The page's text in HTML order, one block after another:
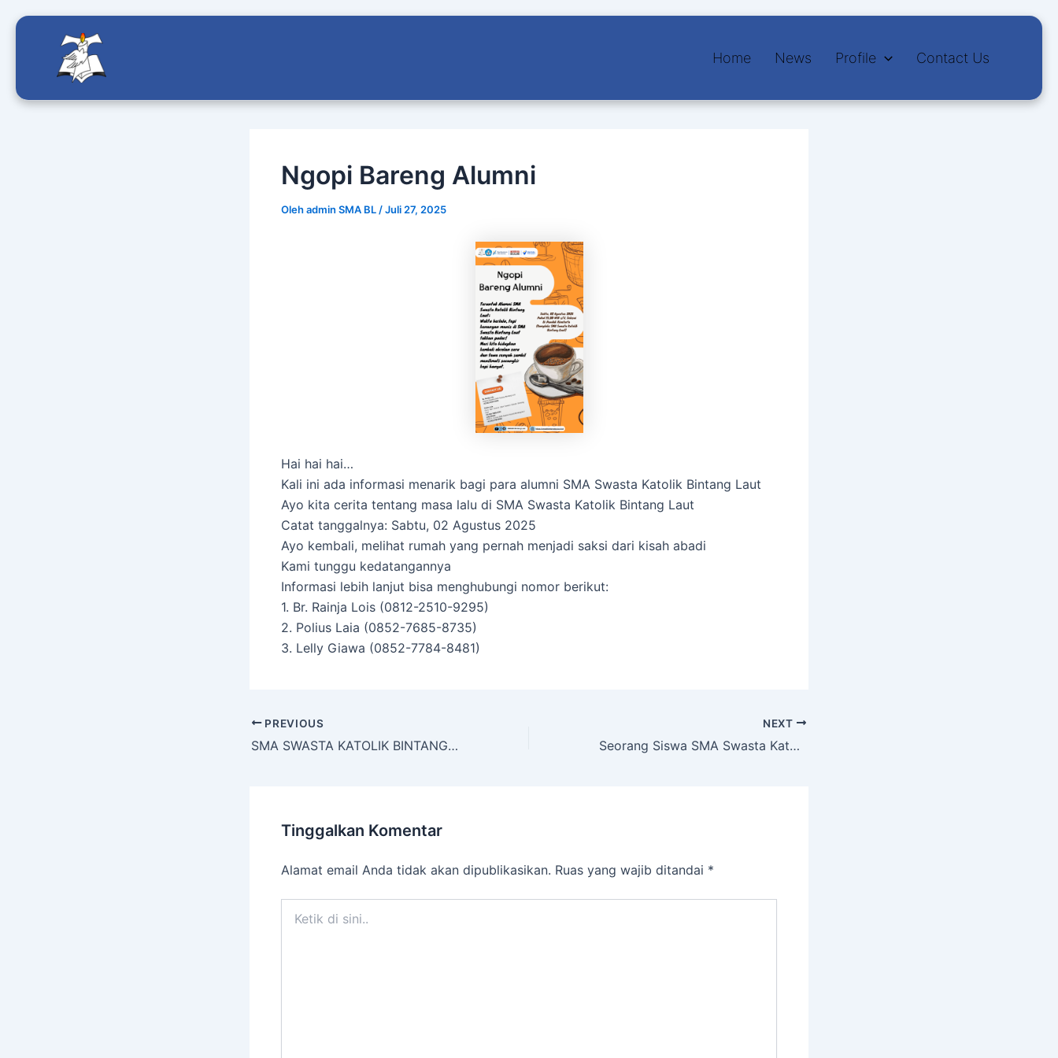
Lewati
Home News Profile Contact Us
Ngopi Bareng Alumni
Olehadmin SMA BL /Juli 27, 2025
Hai hai hai…
Kali ini ada informasi menarik bagi para alumni SMA Swasta Katolik Bintang Laut
Ayo kita cerita tentang masa lalu di SMA Swasta Katolik Bintang Laut
Catat tanggalnya: Sabtu, 02 Agustus 2025
Ayo kembali, melihat rumah yang pernah menjadi saksi dari kisah abadi
Kami tunggu kedatangannya
Informasi lebih lanjut bisa menghubungi nomor berikut:
1. Br. Rainja Lois (0812-2510-9295)
2. Polius Laia (0852-7685-8735)
3. Lelly Giawa (0852-7784-8481)
PREVIOUS
SMA SWASTA KATOLIK BINTANG LAUT TELUK DALAM GELAR MASA PENGENALAN LINGKUNGAN SEKOLAH
NEXT
Seorang Siswa SMA Swasta Katolik Bintang Laut Berkompetisi di Tingkat Nasional
Tinggalkan Komentar
Alamat email Anda tidak akan dipublikasikan. Ruas yang wajib ditandai *